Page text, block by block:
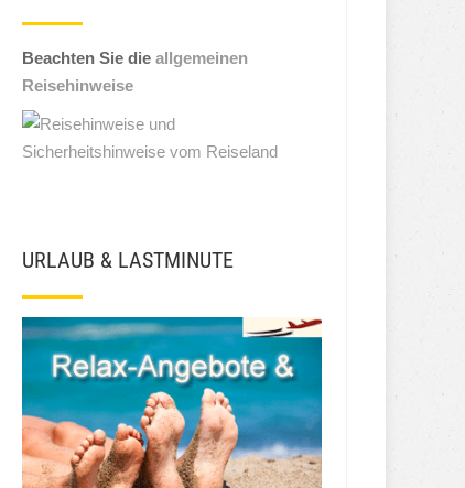
Beachten Sie die allgemeinen
Reisehinweise
URLAUB & LASTMINUTE